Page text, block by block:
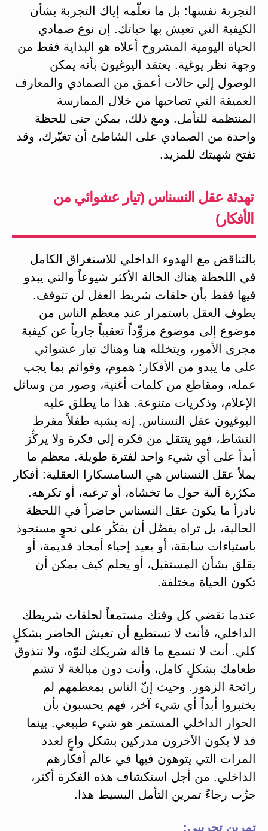
التجربة نفسها: بل ما تعلّمه إياك التجربة بشأن
الكيفية التي تعيش بها حياتك. إن نوع صمادي
الحياة اليومية المشروح أعلاه هو البداية فقط من
وجهة نظر يوغية. يعتقد اليوغيون بأنه يمكن
الوصول إلى حالات أعمق من الصمادي والمعارف
العميقة التي تصاحبها من خلال الممارسة
المنتظمة للتأمل. ومع ذلك، يمكن حتى للحظة
واحدة من الصمادي على الشاطئ أن تغيّرك، وقد
تفتح شهيتك للمزيد.
تهدئة عقل النسناس (تيار عشوائي من
الأفكار)
بالتناقض مع الهدوء الداخلي للاستغراق الكامل
في اللحظة هناك الحالة الأكثر شيوعاً والتي يبدو
فيها فقط بأن حلقات شريط العقل لن تتوقف.
يطوف العقل باستمرار عند معظم الناس من
موضوع إلى موضوع مزوِّداً تعقيباً جارياً عن كيفية
مجرى الأمور، ويتخلله هنا وهناك تيار عشوائي
على ما يبدو من الأفكار: هموم، وقوائم بما يجب
عمله، ومقاطع من كلمات أغنية، وصور من وسائل
الإعلام، وذكريات متنوعة. هذا ما يطلق عليه
اليوغيون عقل النسناس. إنه يشبه طفلاً مفرط
النشاط، فهو ينتقل من فكرة إلى فكرة ولا يركِّز
أبداً على أي شيء واحد لفترة طويلة. معظم ما
يملأ عقل النسناس هي السامسكارا العقلية: أفكار
مكرّرة آلية حول ما تخشاه، أو ترغبه، أو تكرهه.
نادراً ما يكون عقل النسناس حاضراً في اللحظة
الحالية، بل تراه يفضّل أن يفكّر على نحوٍ مستحوذ
باستياءات سابقة، أو يعيد إحياء أمجاد قديمة، أو
يقلق بشأن المستقبل، أو يحلم كيف يمكن أن
تكون الحياة مختلفة.
عندما تقضي كل وقتك مستمعاً لحلقات شريطك
الداخلي، فأنت لا تستطيع أن تعيش الحاضر بشكلٍ
كلي. أنت لا تسمع ما قاله شريكك لتوّه، ولا تتذوق
طعامك بشكلٍ كامل، وأنت دون مبالغة لا تشم
رائحة الزهور. وحيث إنّ الناس بمعظمهم لم
يختبروا أبداً أي شيء آخر، فهم يحسبون بأن
الحوار الداخلي المستمر هو شيء طبيعي. بينما
قد لا يكون الآخرون مدركين بشكل واعٍ لعدد
المرات التي يتوهون فيها في عالم أفكارهم
الداخلي. من أجل استكشاف هذه الفكرة أكثر،
جرِّب رجاءً تمرين التأمل البسيط هذا.
تمرين تجريبي: